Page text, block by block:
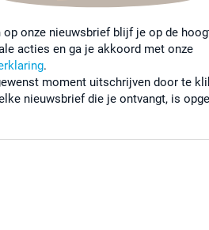
onze nieuwsbrief blijf je op de
acties en ga je akkoord met onze
.
moment uitschrijven door te
nieuwsbrief die je ontvangt, is